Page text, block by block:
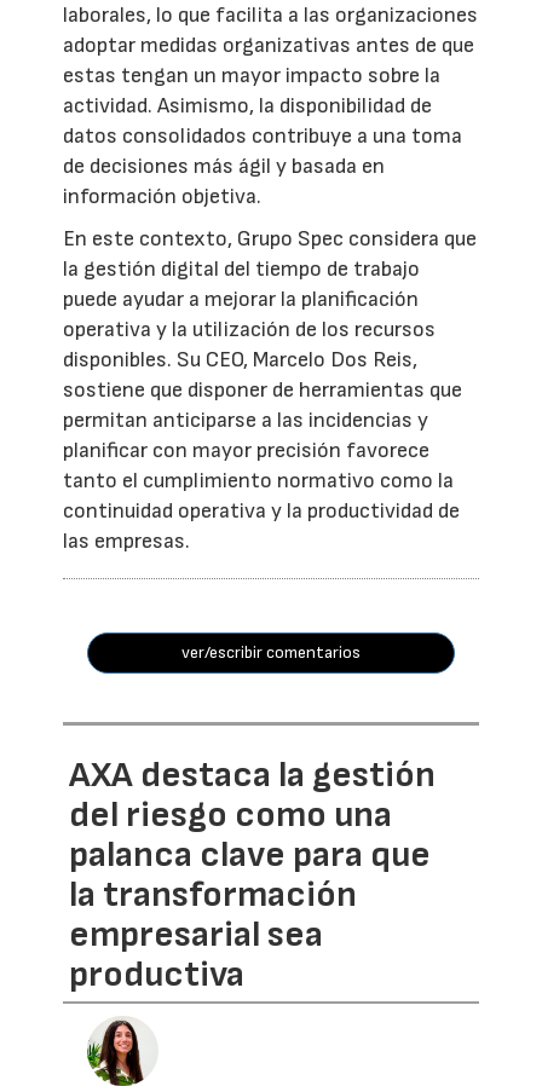
laborales, lo que facilita a las organizaciones
adoptar medidas organizativas antes de que
estas tengan un mayor impacto sobre la
actividad. Asimismo, la disponibilidad de
datos consolidados contribuye a una toma
de decisiones más ágil y basada en
información objetiva.
En este contexto, Grupo Spec considera que
la gestión digital del tiempo de trabajo
puede ayudar a mejorar la planificación
operativa y la utilización de los recursos
disponibles. Su CEO, Marcelo Dos Reis,
sostiene que disponer de herramientas que
permitan anticiparse a las incidencias y
planificar con mayor precisión favorece
tanto el cumplimiento normativo como la
continuidad operativa y la productividad de
las empresas.
ver/escribir comentarios
AXA destaca la gestión
del riesgo como una
palanca clave para que
la transformación
empresarial sea
productiva